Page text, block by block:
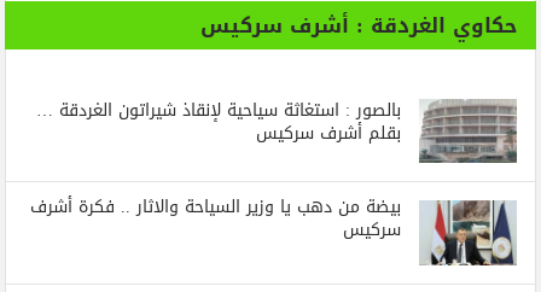
حكاوي الغردقة : أشرف سركيس
بالصور : استغاثة سياحية لإنقاذ شيراتون الغردقة …
بقلم أشرف سركيس
بيضة من دهب يا وزير السياحة والاثار .. فكرة أشرف
سركيس